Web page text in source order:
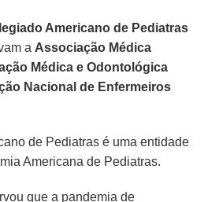
Americano de Pediatras
a Associação Médica
Médica e Odontológica
Nacional de Enfermeiros
de Pediatras é uma entidade
Americana de Pediatras.
que a pandemia de